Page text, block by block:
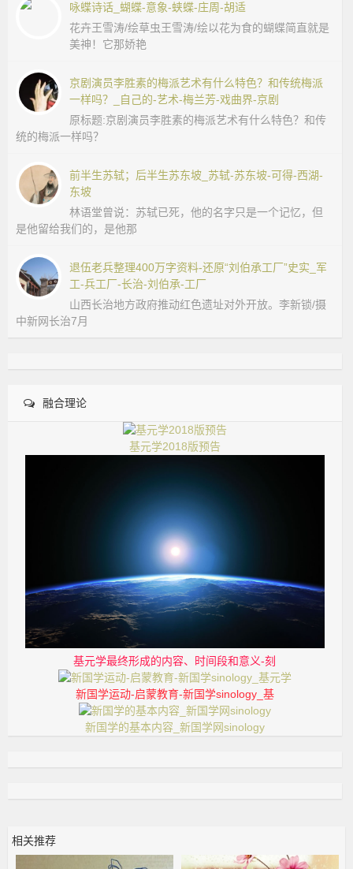
咏蝶诗话_蝴蝶-意象-蛱蝶-庄周-胡适
花卉王雪涛/绘草虫王雪涛/绘以花为食的蝴蝶简直就是
美神！它那娇艳
京剧演员李胜素的梅派艺术有什么特色？和传统梅派
一样吗？_自己的-艺术-梅兰芳-戏曲界-京剧
原标题:京剧演员李胜素的梅派艺术有什么特色？和传
统的梅派一样吗？
前半生苏轼；后半生苏东坡_苏轼-苏东坡-可得-西湖-
东坡
林语堂曾说：苏轼已死，他的名字只是一个记忆，但
是他留给我们的，是他那
退伍老兵整理400万字资料-还原“刘伯承工厂”史实_军
工-兵工厂-长治-刘伯承-工厂
山西长治地方政府推动红色遗址对外开放。李新锁/摄
中新网长治7月
融合理论
基元学2018版预告
基元学最终形成的内容、时间段和意义-刻
新国学运动-启蒙教育-新国学sinology_基
新国学的基本内容_新国学网sinology
相关推荐